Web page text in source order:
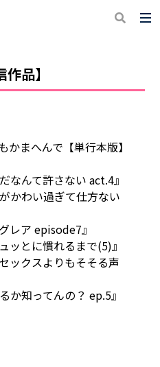
品】
かまへんで【単行本版】
なんて許さない act.4』
かわい過ぎて仕方ない
レア episode7』
ッとに慣れるまで(5)』
ックスよりもそそる声
か知ってんの？ ep.5』